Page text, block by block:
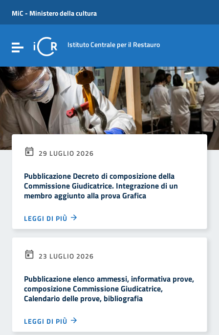
Vai al menu di navigazione
Vai al footer
MiC - Ministero della cultura
Attiva / disattiva la navigazione
Istituto Centrale per il Restauro
29 LUGLIO 2026
Pubblicazione Decreto di composizione della
Commissione Giudicatrice. Integrazione di un
membro aggiunto alla prova Grafica
LEGGI DI PIÙ
23 LUGLIO 2026
Pubblicazione elenco ammessi, informativa prove,
composizione Commissione Giudicatrice,
Calendario delle prove, bibliografia
LEGGI DI PIÙ